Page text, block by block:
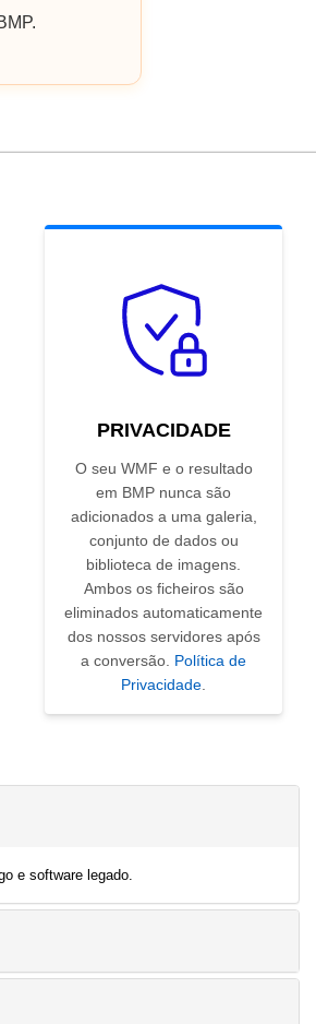
PRIVACIDADE
O seu WMF e o resultado
em BMP nunca são
adicionados a uma galeria,
conjunto de dados ou
biblioteca de imagens.
Ambos os ficheiros são
eliminados automaticamente
dos nossos servidores após
a conversão. Política de
Privacidade
e software legado.